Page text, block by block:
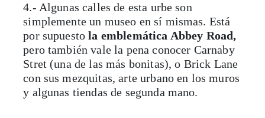
4.- Algunas calles de esta urbe son
simplemente un museo en sí mismas. Está
por supuestola emblemática Abbey Road,
pero también vale la pena conocer Carnaby
Stret (una de las más bonitas), o Brick Lane
con sus mezquitas, arte urbano en los muros
y algunas tiendas de segunda mano.